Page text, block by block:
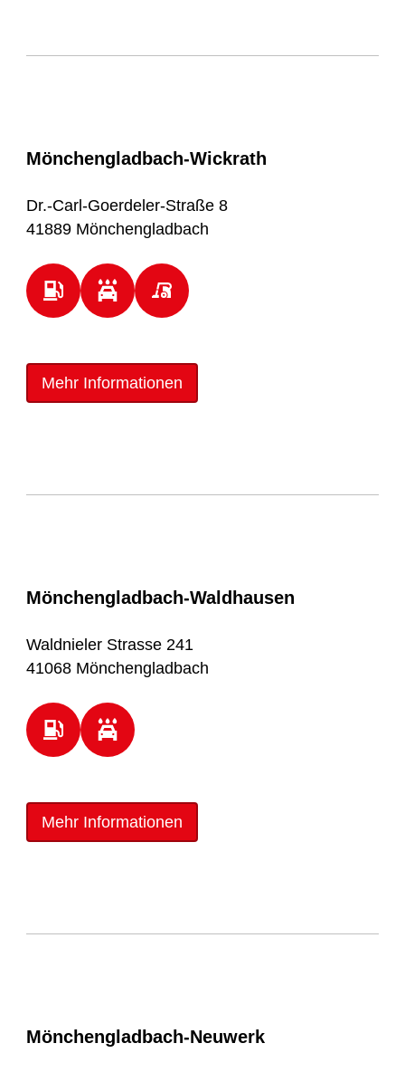
Mönchengladbach-Wickrath
Dr.-Carl-Goerdeler-Straße 8
41889 Mönchengladbach
Mehr Informationen
Mönchengladbach-Waldhausen
Waldnieler Strasse 241
41068 Mönchengladbach
Mehr Informationen
Mönchengladbach-Neuwerk